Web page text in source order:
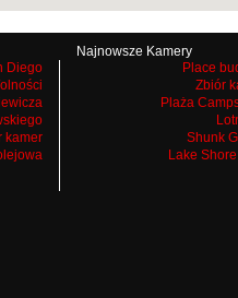
Diego
kamer
Najnowsze Kamery
Place
Zbiór
Plaża
Shunk
Lake